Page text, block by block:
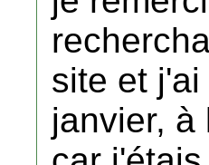
site et
janvier, à